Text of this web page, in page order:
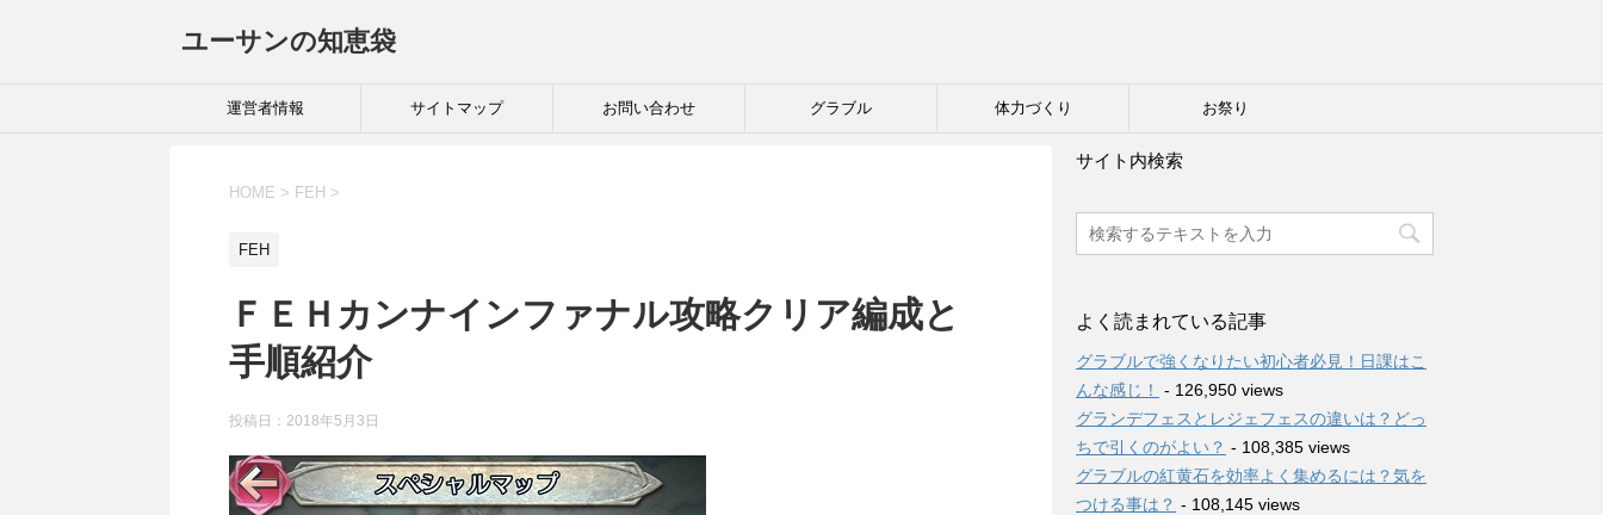
ユーサンの知恵袋
運営者情報 サイトマップ お問い合わせ グラブル 体力づくり お祭り
HOME > FEH >
FEH
ＦＥＨカンナインファナル攻略クリア編成と
手順紹介
投稿日： 2018年5月3日
サイト内検索
よく読まれている記事
グラブルで強くなりたい初心者必見！日課はこ
んな感じ！
- 126,950 views
グランデフェスとレジェフェスの違いは？どっ
ちで引くのがよい？ - 108,385 views
グラブルの紅黄石を効率よく集めるには？気を
つける事は？ - 108,145 views